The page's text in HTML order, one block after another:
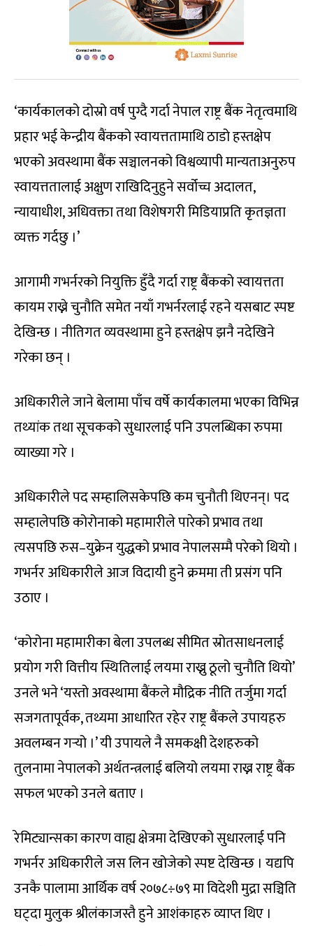
‘कार्यकालको दोस्रो वर्ष पुग्दै गर्दा नेपाल राष्ट्र बैंक नेतृत्वमाथि
प्रहार भई केन्द्रीय बैंकको स्वायत्ततामाथि ठाडो हस्तक्षेप
भएको अवस्थामा बैंक सञ्चालनको विश्वव्यापी मान्यताअनुरुप
स्वायत्ततालाई अक्षुण राखिदिनुहुने सर्वोच्च अदालत,
न्यायाधीश, अधिवक्ता तथा विशेषगरी मिडियाप्रति कृतज्ञता
व्यक्त गर्दछु ।’
आगामी गभर्नरको नियुक्ति हुँदै गर्दा राष्ट्र बैंकको स्वायत्तता
कायम राख्ने चुनौति समेत नयाँ गभर्नरलाई रहने यसबाट स्पष्ट
देखिन्छ । नीतिगत व्यवस्थामा हुने हस्तक्षेप झनै नदेखिने
गरेका छन् ।
अधिकारीले जाने बेलामा पाँच वर्षे कार्यकालमा भएका विभिन्न
तथ्यांक तथा सूचकको सुधारलाई पनि उपलब्धिका रुपमा
व्याख्या गरे ।
अधिकारीले पद सम्हालिसकेपछि कम चुनौती थिएनन्। पद
सम्हालेपछि कोरोनाको महामारीले पारेको प्रभाव तथा
त्यसपछि रुस–युक्रेन युद्धको प्रभाव नेपालसम्मै परेको थियो ।
गभर्नर अधिकारीले आज विदायी हुने क्रममा ती प्रसंग पनि
उठाए ।
‘कोरोना महामारीका बेला उपलब्ध सीमित स्रोतसाधनलाई
प्रयोग गरी वित्तीय स्थितिलाई लयमा राख्नु ठूलो चुनौति थियो’
उनले भने ‘यस्तो अवस्थामा बैंकले मौद्रिक नीति तर्जुमा गर्दा
सजगतापूर्वक, तथ्यमा आधारित रहेर राष्ट्र बैंकले उपायहरु
अवलम्बन गर्‍यो ।’ यी उपायले नै समकक्षी देशहरुको
तुलनामा नेपालको अर्थतन्त्रलाई बलियो लयमा राख्न राष्ट्र बैंक
सफल भएको उनले बताए ।
रेमिट्यान्सका कारण वाह्य क्षेत्रमा देखिएको सुधारलाई पनि
गभर्नर अधिकारीले जस लिन खोजेको स्पष्ट देखिन्छ । यद्यपि
उनकै पालामा आर्थिक वर्ष २०७८÷७९ मा विदेशी मुद्रा सञ्चिति
घट्दा मुलुक श्रीलंकाजस्तै हुने आशंकाहरु व्याप्त थिए ।